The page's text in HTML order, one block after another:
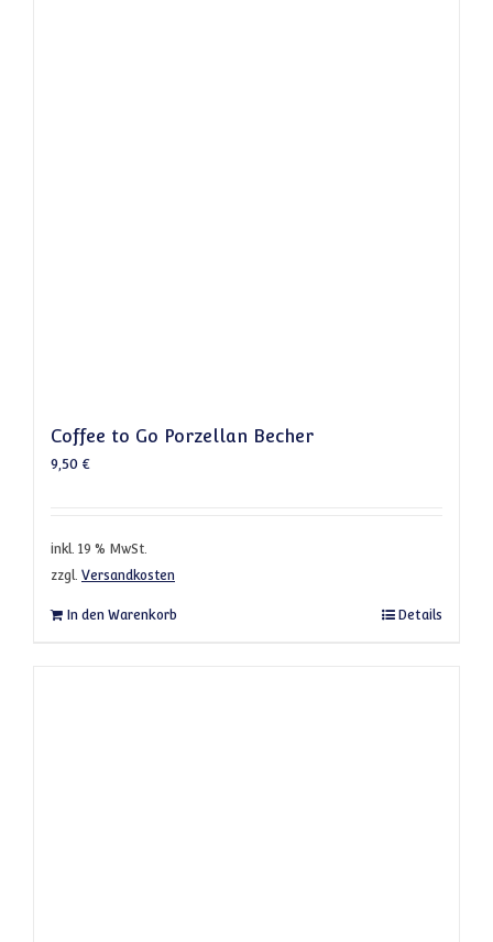
Coffee to Go Porzellan Becher
9,50 €
inkl. 19 % MwSt.
zzgl. Versandkosten
In den Warenkorb Details